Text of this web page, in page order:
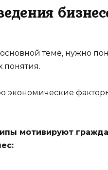
теме, нужно
понятия.
экономические
мотивируют